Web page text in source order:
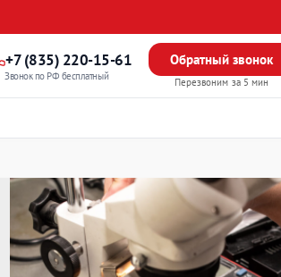
+7 (835) 220-15-61
Звонок по РФ бесплатный
Обратный звонок
Перезвоним за 5 мин